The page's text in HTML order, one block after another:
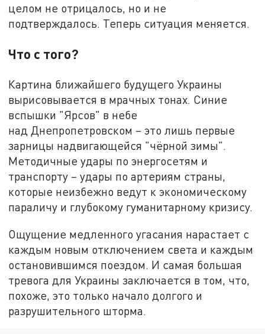
целом не отрицалось, но и не
подтверждалось. Теперь ситуация меняется.
Что с того?
Картина ближайшего будущего Украины
вырисовывается в мрачных тонах. Синие
вспышки "Ярсов" в небе
над Днепропетровском – это лишь первые
зарницы надвигающейся "чёрной зимы".
Методичные удары по энергосетям и
транспорту – удары по артериям страны,
которые неизбежно ведут к экономическому
параличу и глубокому гуманитарному кризису.
Ощущение медленного угасания нарастает с
каждым новым отключением света и каждым
остановившимся поездом. И самая большая
тревога для Украины заключается в том, что,
похоже, это только начало долгого и
разрушительного шторма.